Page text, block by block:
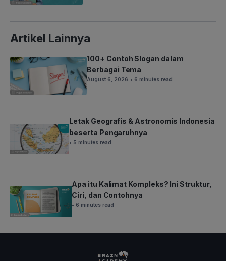
Artikel Lainnya
100+ Contoh Slogan dalam
Berbagai Tema
August 6, 2026 • 6 minutes read
Letak Geografis & Astronomis Indonesia
beserta Pengaruhnya
• 5 minutes read
Apa itu Kalimat Kompleks? Ini Struktur,
Ciri, dan Contohnya
• 6 minutes read